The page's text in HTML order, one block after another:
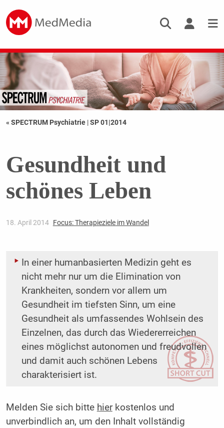
« SPECTRUM Psychiatrie |SP 01|2014
Gesundheit und
schönes Leben
18. April 2014 Focus: Therapieziele im Wandel
In einer humanbasierten Medizin geht es
nicht mehr nur um die Elimination von
Krankheiten, sondern vor allem um
Gesundheit im tiefsten Sinn, um eine
Gesundheit als umfassendes Wohlsein des
Einzelnen, das durch das Wiedererreichen
eines möglichst autonomen und freudvollen
und damit auch schönen Lebens
charakterisiert ist.
Melden Sie sich bitte hierkostenlos und
unverbindlich an, um den Inhalt vollständig